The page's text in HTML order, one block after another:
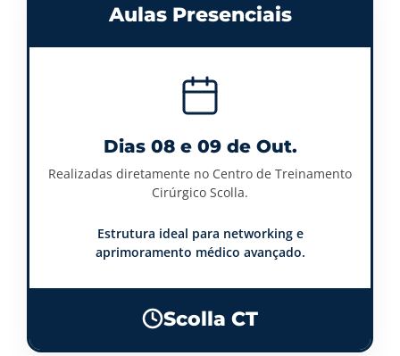
Aulas Presenciais
Dias 08 e 09 de Out.
Realizadas diretamente no Centro de Treinamento
Cirúrgico Scolla.
Estrutura ideal para networking e
aprimoramento médico avançado.
Scolla CT